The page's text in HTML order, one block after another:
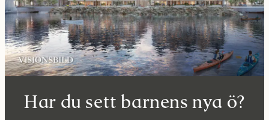
Har du sett barnens nya ö?